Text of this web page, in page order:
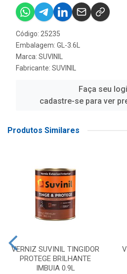
Código: 25235
Embalagem: GL-3.6L
Marca: SUVINIL
Fabricante: SUVINIL
Faça seu
cadastre-se para ver
Produtos Similares
VERNIZ SUVINIL TINGIDOR
PROTEGE BRILHANTE
IMBUIA 0.9L